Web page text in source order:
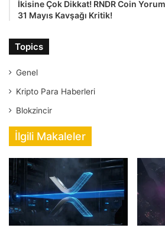
İkisine Çok Dikkat! RNDR Coin
31 Mayıs Kavşağı Kritik!
Topics
Genel
Kripto Para Haberleri
Blokzincir
İlgili Makaleler